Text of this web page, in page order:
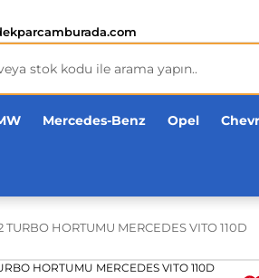
Üç
Mercedes-Benz Opel
TURBO HORTUMU MERCEDES VITO 110D